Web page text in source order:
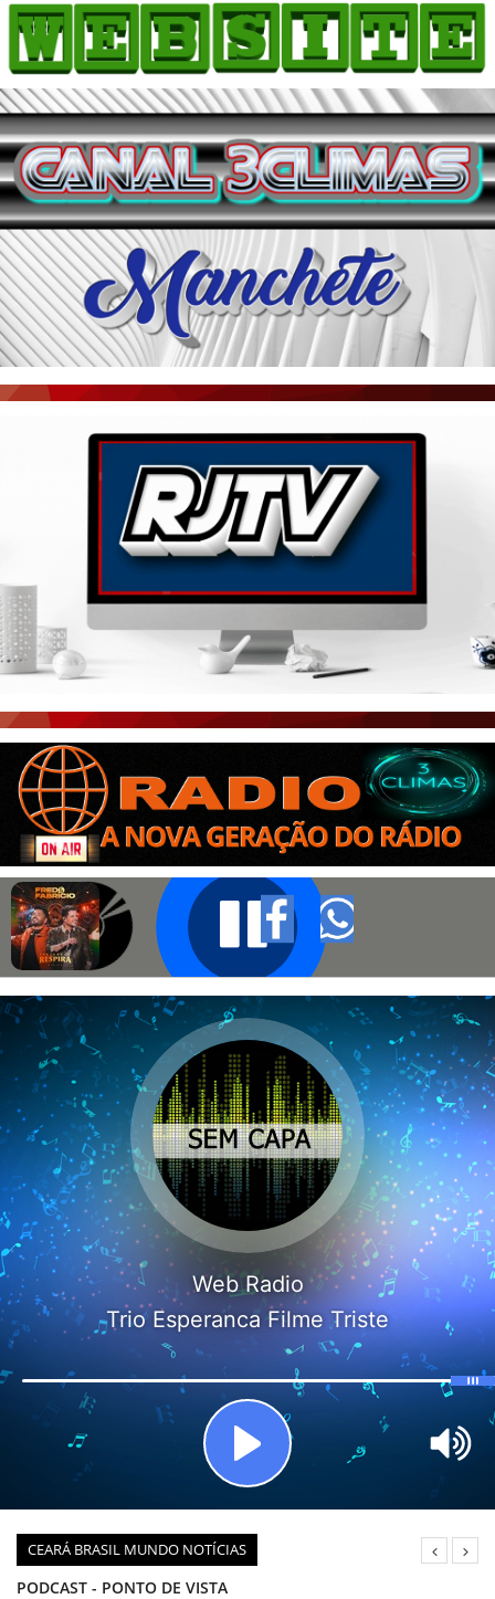
CEARÁ BRASIL MUNDO NOTÍCIAS
PODCAST - PONTO DE VISTA
HOME
COMO ANUNCIAR
JORNAIS DO BRASIL
PODCAST/NOTÍCIAS
AS NOTÍCIAS DO DIA
ACONTECEU...VIROU MANCHETE!
BLOGS & COLUNAS
AGÊNCIA DE NOTÍCIAS
CNN BRASIL
PORTAL CEARÁ
ÚLTIMAS POSTAGENS
BOAS NOTÍCIAS...VIRAM MANCHETE!
CEARÁ BRASIL NOTÍCIAS
CEARÁ BRASIL MUNDO 1
BRASIL DE FATO
NOTÍCIAS GERAIS
CONECTE-SE
REGISTO